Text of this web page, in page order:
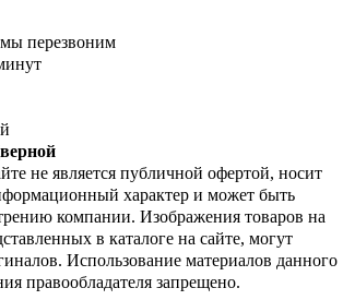
мы перезвоним
не является публичной офертой, носит
характер и может быть
компании. Изображения товаров на
в каталоге на сайте, могут
Использование материалов данного
правообладателя запрещено.